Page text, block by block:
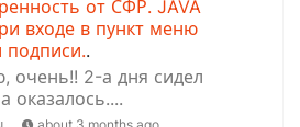
от СФР. JAVA
входе в пункт меню
подписи..
очень!! 2-а дня сидел
оказалось....